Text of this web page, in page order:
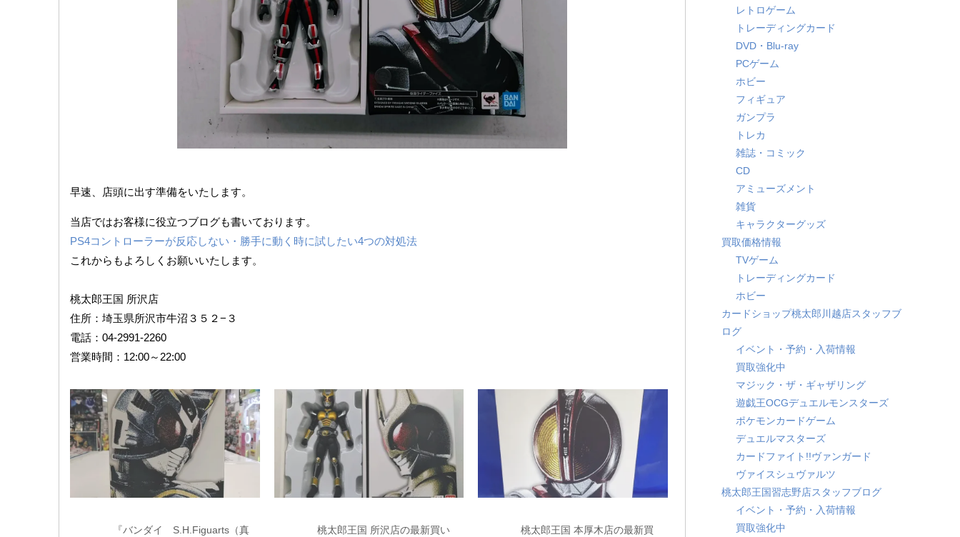
早速、店頭に出す準備をいたします。
当店ではお客様に役立つブログも書いております。
PS4コントローラーが反応しない・勝手に動く時に試したい4つの対処法
これからもよろしくお願いいたします。
桃太郎王国 所沢店
住所：埼玉県所沢市牛沼３５２−３
電話：04-2991-2260
営業時間：12:00～22:00
『バンダイ S.H.Figuarts（真
桃太郎王国 所沢店の最新買い
桃太郎王国 本厚木店の最新買
レトロゲーム
トレーディングカード
DVD・Blu-ray
PCゲーム
ホビー
フィギュア
ガンプラ
トレカ
雑誌・コミック
CD
アミューズメント
雑貨
キャラクターグッズ
買取価格情報
TVゲーム
トレーディングカード
ホビー
カードショップ桃太郎川越店スタッフブ
ログ
イベント・予約・入荷情報
買取強化中
マジック・ザ・ギャザリング
遊戯王OCGデュエルモンスターズ
ポケモンカードゲーム
デュエルマスターズ
カードファイト!!ヴァンガード
ヴァイスシュヴァルツ
桃太郎王国習志野店スタッフブログ
イベント・予約・入荷情報
買取強化中